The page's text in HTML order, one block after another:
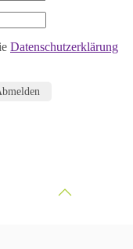
Datenschutzerklärung